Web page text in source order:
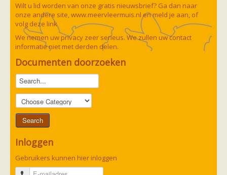
Wilt u lid worden van onze gratis nieuwsbrief? Ga dan naar
onze andere site, www.meervleermuis.nlen meld je aan, of
volg deze link
We nemen uw privacy zeer serieus. We zullen uw contact
informatie niet met derden delen.
Documenten doorzoeken
Inloggen
Gebruikers kunnen hier inloggen